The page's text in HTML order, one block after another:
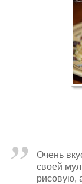
Очень
своей
рисовую,